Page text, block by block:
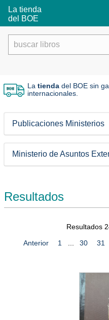
La tienda
del BOE
Latienda del BOE sin
internacionales.
Publicaciones Ministerios
Resultados
Resultados
Anterior 1 30 31